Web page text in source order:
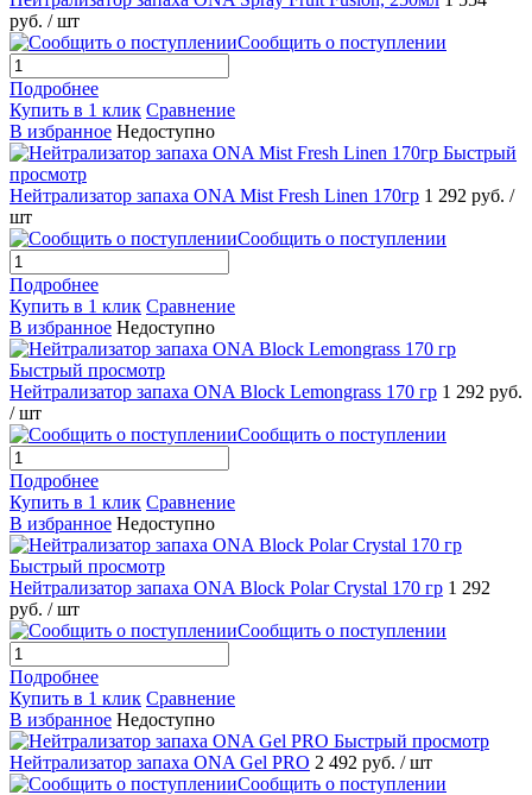
руб. / шт
Сообщить о поступлении
Подробнее
Купить в 1 клик Сравнение
В избранное Недоступно
Быстрый
просмотр
Нейтрализатор запаха ONA Mist Fresh Linen 170гр 1 292 руб. /
шт
Сообщить о поступлении
Подробнее
Купить в 1 клик Сравнение
В избранное Недоступно
Быстрый просмотр
Нейтрализатор запаха ONA Block Lemongrass 170 гр 1 292 руб.
/ шт
Сообщить о поступлении
Подробнее
Купить в 1 клик Сравнение
В избранное Недоступно
Быстрый просмотр
Нейтрализатор запаха ONA Block Polar Crystal 170 гр 1 292
руб. / шт
Сообщить о поступлении
Подробнее
Купить в 1 клик Сравнение
В избранное Недоступно
Быстрый просмотр
Нейтрализатор запаха ONA Gel PRO 2 492 руб. / шт
Сообщить о поступлении